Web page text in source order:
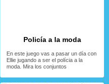
Policía a la moda
En este juego vas a pasar un día con
Ellie jugando a ser el polícia a la
moda. Mira los conjuntos